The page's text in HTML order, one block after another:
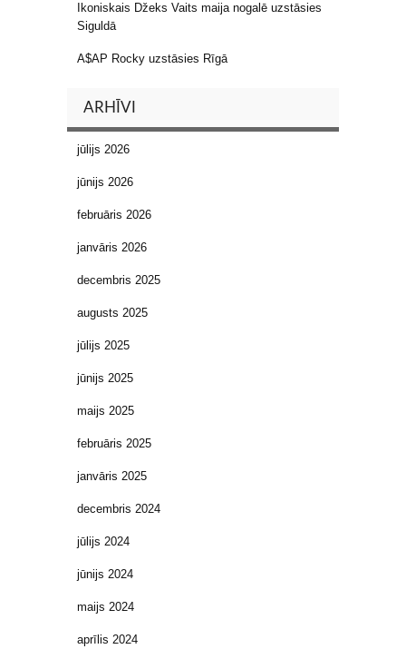
Ikoniskais Džeks Vaits maija nogalē uzstāsies
Siguldā
A$AP Rocky uzstāsies Rīgā
ARHĪVI
jūlijs 2026
jūnijs 2026
februāris 2026
janvāris 2026
decembris 2025
augusts 2025
jūlijs 2025
jūnijs 2025
maijs 2025
februāris 2025
janvāris 2025
decembris 2024
jūlijs 2024
jūnijs 2024
maijs 2024
aprīlis 2024